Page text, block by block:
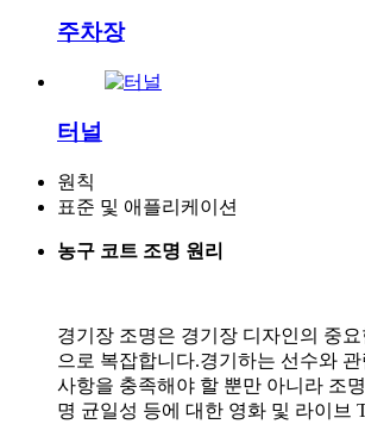
주차장
터널
원칙
표준 및 애플리케이션
농구 코트 조명 원리
경기장 조명은 경기장 디자인의 중
으로 복잡합니다.경기하는 선수와
사항을 충족해야 할 뿐만 아니라 조
명 균일성 등에 대한 영화 및 라이브